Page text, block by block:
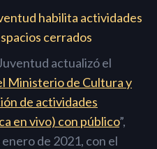
habilita actividades
cerrados
actualizó el
Ministerio de Cultura y
de actividades
en vivo) con público”,
de 2021, con el